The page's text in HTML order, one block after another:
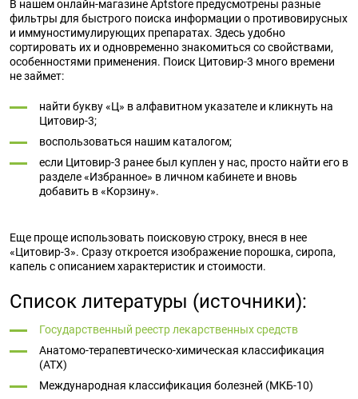
В нашем онлайн-магазине Aptstore предусмотрены разные
фильтры для быстрого поиска информации о противовирусных
и иммуностимулирующих препаратах. Здесь удобно
сортировать их и одновременно знакомиться со свойствами,
особенностями применения. Поиск Цитовир-3 много времени
не займет:
найти букву «Ц» в алфавитном указателе и кликнуть на
Цитовир-3;
воспользоваться нашим каталогом;
если Цитовир-3 ранее был куплен у нас, просто найти его в
разделе «Избранное» в личном кабинете и вновь
добавить в «Корзину».
Еще проще использовать поисковую строку, внеся в нее
«Цитовир-3». Сразу откроется изображение порошка, сиропа,
капель с описанием характеристик и стоимости.
Список литературы (источники):
Государственный реестр лекарственных средств
Анатомо-терапевтическо-химическая классификация
(ATX)
Международная классификация болезней (МКБ-10)